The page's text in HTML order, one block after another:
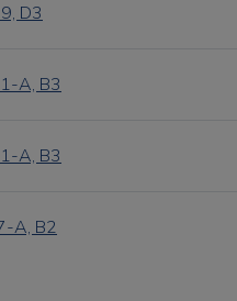
D3
A, B3
A, B3
A, B2